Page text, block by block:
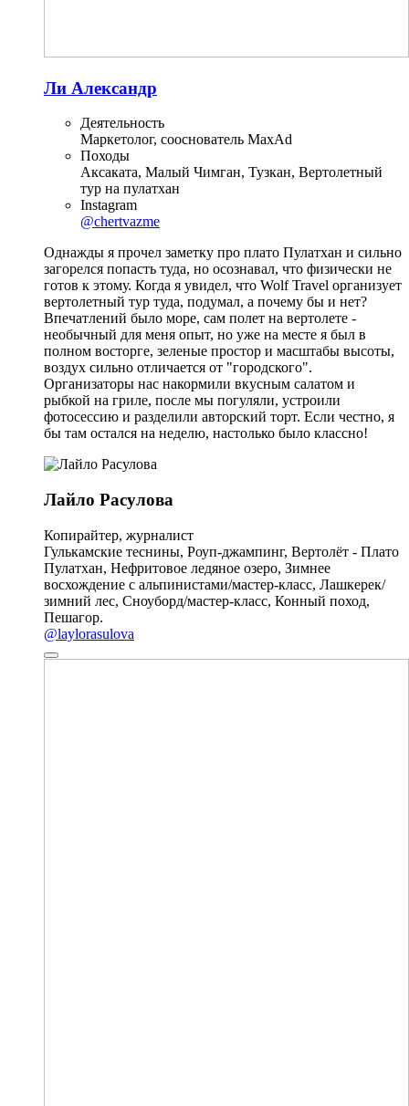
Ли Александр
Деятельность
Маркетолог, сооснователь MaxAd
Походы
Аксаката, Малый Чимган, Тузкан, Вертолетный
тур на пулатхан
Instagram
@chertvazme
Однажды я прочел заметку про плато Пулатхан и сильно
загорелся попасть туда, но осознавал, что физически не
готов к этому. Когда я увидел, что Wolf Travel организует
вертолетный тур туда, подумал, а почему бы и нет?
Впечатлений было море, сам полет на вертолете -
необычный для меня опыт, но уже на месте я был в
полном восторге, зеленые простор и масштабы высоты,
воздух сильно отличается от "городского".
Организаторы нас накормили вкусным салатом и
рыбкой на гриле, после мы погуляли, устроили
фотосессию и разделили авторский торт. Если честно, я
бы там остался на неделю, настолько было классно!
Лайло Расулова
Копирайтер, журналист
Гулькамские теснины, Роуп-джампинг, Вертолёт - Плато
Пулатхан, Нефритовое ледяное озеро, Зимнее
восхождение с альпинистами/мастер-класс, Лашкерек/
зимний лес, Сноуборд/мастер-класс, Конный поход,
Пешагор.
@laylorasulova